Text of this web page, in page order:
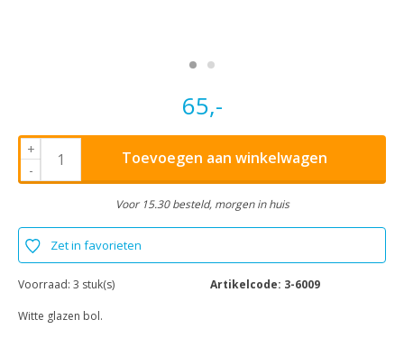
65,-
+
-
Toevoegen aan winkelwagen
Voor 15.30 besteld, morgen in huis
Zet in favorieten
Voorraad: 3 stuk(s) Artikelcode: 3-6009
Witte glazen bol.